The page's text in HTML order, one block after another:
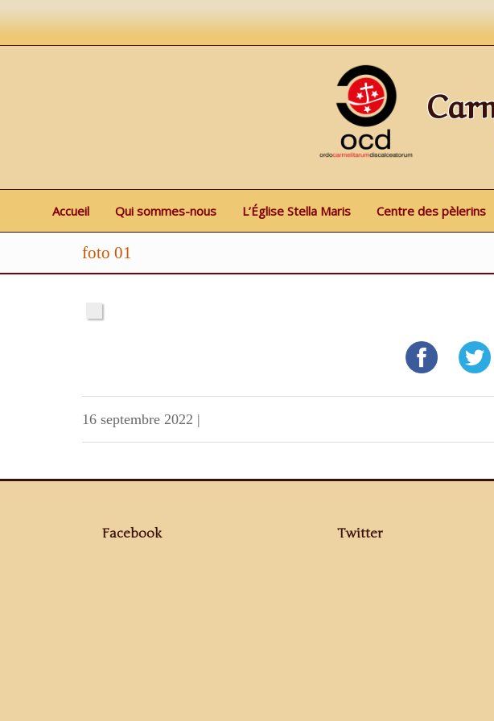
Accueil Qui sommes-nous L’Église Stella Maris Centre des pèlerins
foto 01
16 septembre 2022 |
Facebook Twitter